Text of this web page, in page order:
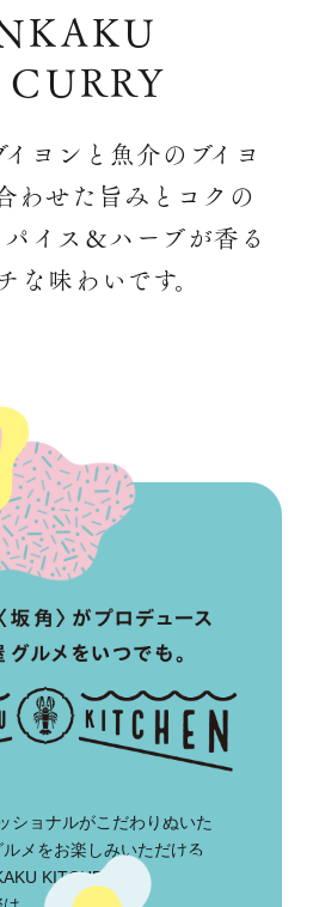
ヨンと魚介のブイヨ
わせた旨みとコクの
イス＆ハーブが香る
な味わいです。
ショナルがこだわりぬいた
メをお楽しみいただける
KITCHEN」。